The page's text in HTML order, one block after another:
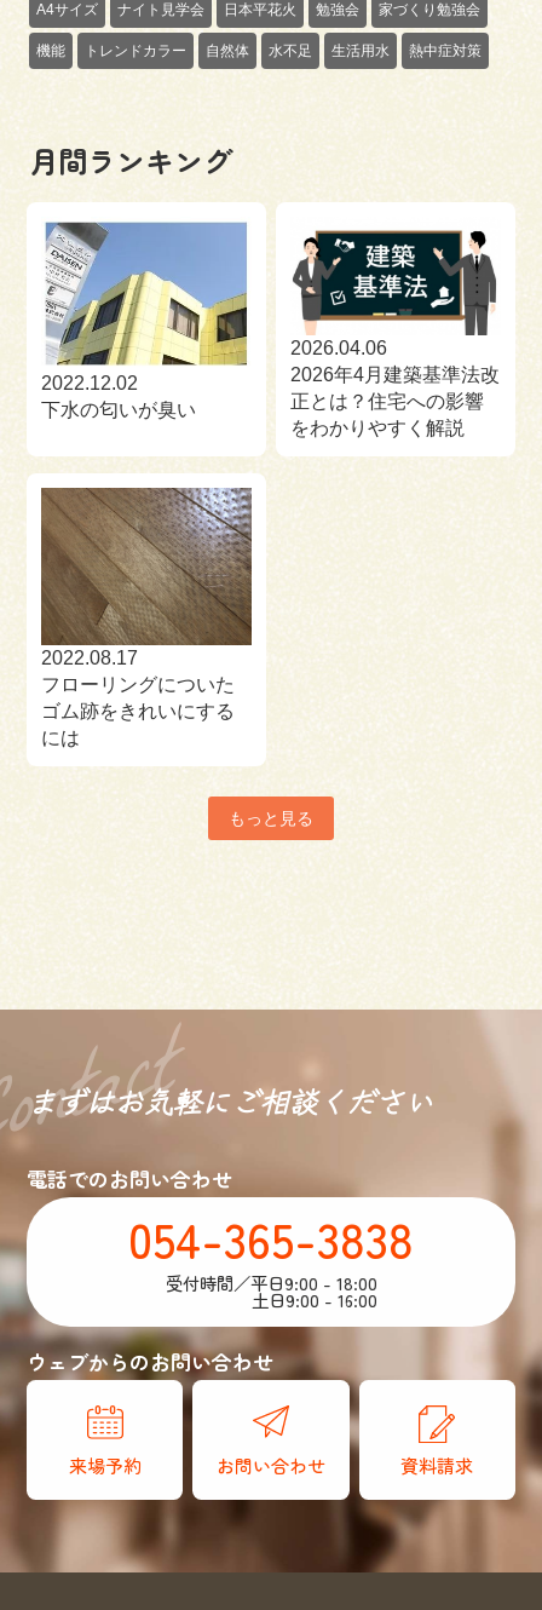
A4サイズ ナイト見学会 日本平花火 勉強会 家づくり勉強会
機能 トレンドカラー 自然体 水不足 生活用水 熱中症対策
月間ランキング
2022.12.02
下水の匂いが臭い
2026.04.06
2026年4月建築基準法改
正とは？住宅への影響
をわかりやすく解説
2022.08.17
フローリングについた
ゴム跡をきれいにする
には
もっと見る
まずはお気軽にご相談ください
電話でのお問い合わせ
054-365-3838
受付時間／平日9:00 - 18:00
土日9:00 - 16:00
ウェブからのお問い合わせ
来場予約 お問い合わせ 資料請求